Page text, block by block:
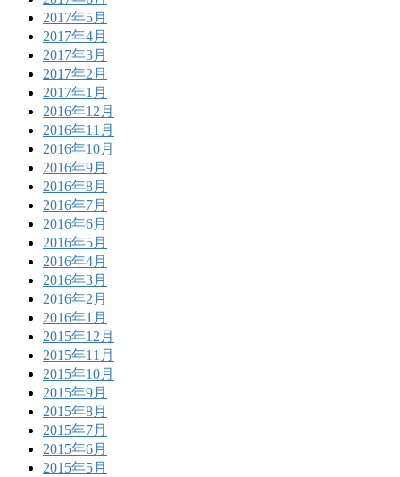
2017年5月
2017年4月
2017年3月
2017年2月
2017年1月
2016年12月
2016年11月
2016年10月
2016年9月
2016年8月
2016年7月
2016年6月
2016年5月
2016年4月
2016年3月
2016年2月
2016年1月
2015年12月
2015年11月
2015年10月
2015年9月
2015年8月
2015年7月
2015年6月
2015年5月